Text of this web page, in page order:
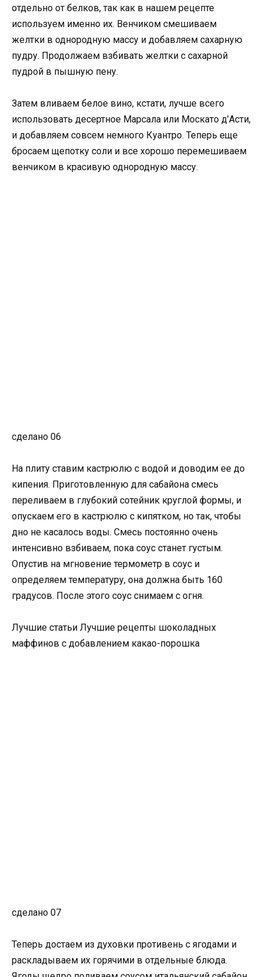
отдельно от белков, так как в нашем рецепте
используем именно их. Венчиком смешиваем
желтки в однородную массу и добавляем сахарную
пудру. Продолжаем взбивать желтки с сахарной
пудрой в пышную пену.
Затем вливаем белое вино, кстати, лучше всего
использовать десертное Марсала или Москато д’Асти,
и добавляем совсем немного Куантро. Теперь еще
бросаем щепотку соли и все хорошо перемешиваем
венчиком в красивую однородную массу.
сделано 06
На плиту ставим кастрюлю с водой и доводим ее до
кипения. Приготовленную для сабайона смесь
переливаем в глубокий сотейник круглой формы, и
опускаем его в кастрюлю с кипятком, но так, чтобы
дно не касалось воды. Смесь постоянно очень
интенсивно взбиваем, пока соус станет густым.
Опустив на мгновение термометр в соус и
определяем температуру, она должна быть 160
градусов. После этого соус снимаем с огня.
Лучшие статьи Лучшие рецепты шоколадных
маффинов с добавлением какао-порошка
сделано 07
Теперь достаем из духовки противень с ягодами и
раскладываем их горячими в отдельные блюда.